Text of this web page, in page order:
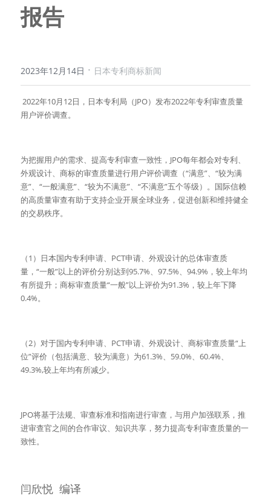
报告
2023年12月14日 · 日本专利商标新闻
用户评价调查。
为把握用户的需求、提高专利审查一致性，JPO每年都会对专利、
外观设计、商标的审查质量进行用户评价调查（“满意”、“较为满
意”、“一般满意”、“较为不满意”、“不满意”五个等级）。国际信赖
的高质量审查有助于支持企业开展全球业务，促进创新和维持健全
的交易秩序。
（1）日本国内专利申请、PCT申请、外观设计的总体审查质
量，“一般”以上的评价分别达到95.7%、97.5%、94.9%，较上年均
有所提升；商标审查质量“一般”以上评价为91.3%，较上年下降
0.4%。
（2）对于国内专利申请、PCT申请、外观设计、商标审查质量“上
位”评价（包括满意、较为满意）为61.3%、59.0%、60.4%、
49.3%,较上年均有所减少。
JPO将基于法规、审查标准和指南进行审查，与用户加强联系，推
进审查官之间的合作审议、知识共享，努力提高专利审查质量的一
致性。
闫欣悦  编译